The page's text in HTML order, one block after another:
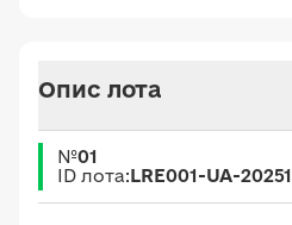
Опис лота
№01
ID лота:LRE001-UA-